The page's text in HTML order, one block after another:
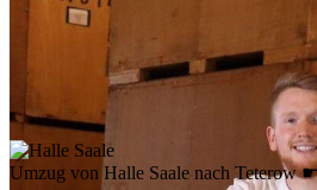
Umzug von Halle Saale nach Teterow